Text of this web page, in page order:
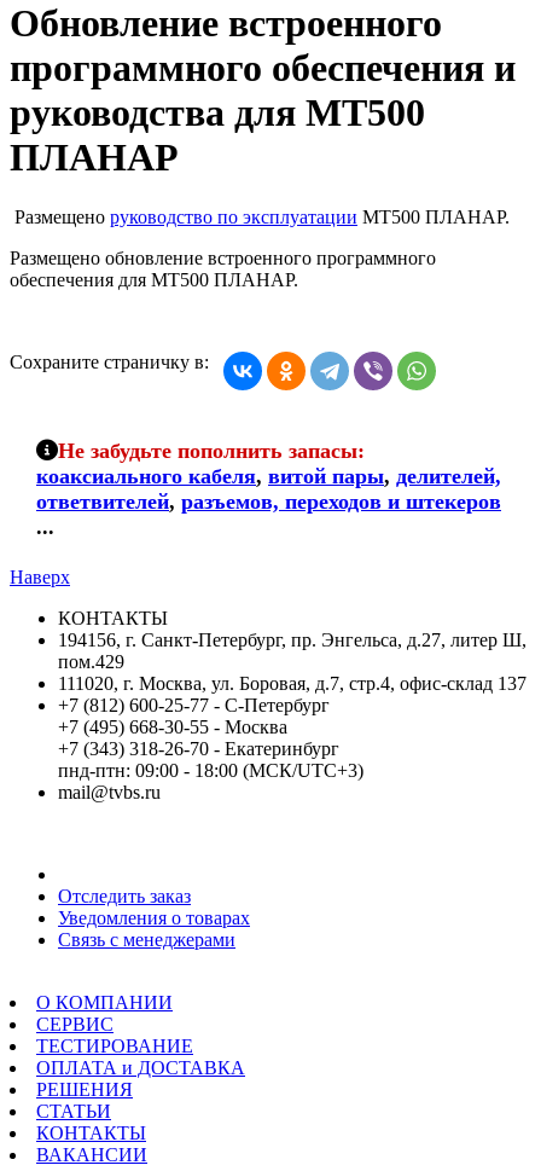
Обновление встроенного
программного обеспечения и
руководства для МТ500
ПЛАНАР
Размещено руководство по эксплуатации МТ500 ПЛАНАР.
Размещено обновление встроенного программного
обеспечения для МТ500 ПЛАНАР.
Сохраните страничку в:
Не забудьте пополнить запасы:
коаксиального кабеля, витой пары, делителей,
ответвителей, разъемов, переходов и штекеров
...
Наверх
КОНТАКТЫ
194156, г. Санкт-Петербург, пр. Энгельса, д.27, литер Ш,
пом.429
111020, г. Москва, ул. Боровая, д.7, стр.4, офис-склад 137
+7 (812) 600-25-77 - С-Петербург
+7 (495) 668-30-55 - Москва
+7 (343) 318-26-70 - Екатеринбург
пнд-птн: 09:00 - 18:00 (МСК/UTC+3)
mail@tvbs.ru
Отследить заказ
Уведомления о товарах
Связь с менеджерами
О КОМПАНИИ
СЕРВИС
ТЕСТИРОВАНИЕ
ОПЛАТА и ДОСТАВКА
РЕШЕНИЯ
СТАТЬИ
КОНТАКТЫ
ВАКАНСИИ